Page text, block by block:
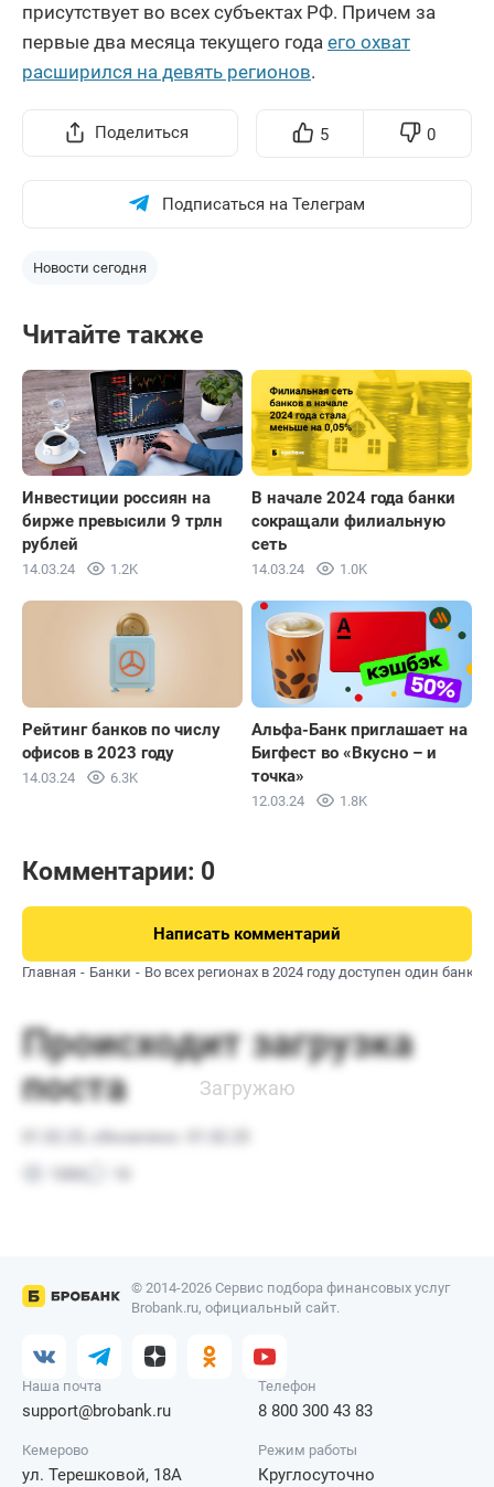
присутствует во всех субъектах РФ. Причем за
первые два месяца текущего года его охват
расширился на девять регионов.
Поделиться 5 0
Подписаться на Телеграм
Новости сегодня
Читайте также
Инвестиции россиян на
бирже превысили 9 трлн
рублей
14.03.24 1.2K
В начале 2024 года банки
сокращали филиальную
сеть
14.03.24 1.0K
Рейтинг банков по числу
офисов в 2023 году
14.03.24 6.3K
Альфа-Банк приглашает на
Бигфест во «Вкусно – и
точка»
12.03.24 1.8K
Комментарии: 0
Написать комментарий
Главная Банки Во всех регионах в 2024 году доступен один банк
© 2014-2026 Сервис подбора финансовых услуг
Brobank.ru, официальный сайт.
Наша почта
support@brobank.ru
Телефон
8 800 300 43 83
Кемерово
ул. Терешковой, 18А
Режим работы
Круглосуточно